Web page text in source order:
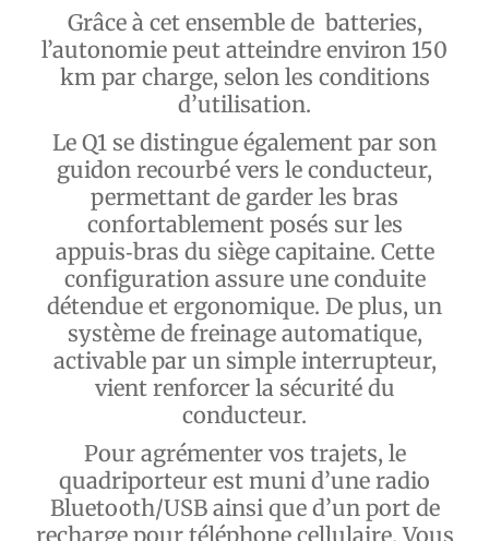
Grâce à cet ensemble de batteries,
l’autonomie peut atteindre environ 150
km par charge, selon les conditions
d’utilisation.
Le Q1 se distingue également par son
guidon recourbé vers le conducteur,
permettant de garder les bras
confortablement posés sur les
appuis‑bras du siège capitaine. Cette
configuration assure une conduite
détendue et ergonomique. De plus, un
système de freinage automatique,
activable par un simple interrupteur,
vient renforcer la sécurité du
conducteur.
Pour agrémenter vos trajets, le
quadriporteur est muni d’une radio
Bluetooth/USB ainsi que d’un port de
recharge pour téléphone cellulaire. Vous